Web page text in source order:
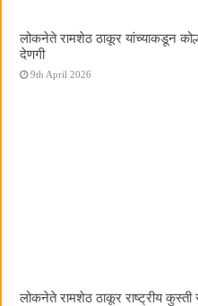
लोकनेते रामशेठ ठाकूर यांच्याकडून
देणगी
9th April 2026
लोकनेते रामशेठ ठाकूर राष्ट्रीय